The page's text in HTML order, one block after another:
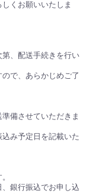
くお願いいたしま
、配送手続きを行い
で、あらかじめご了
備させていただきま
み予定日を記載いた
銀行振込でお申し込